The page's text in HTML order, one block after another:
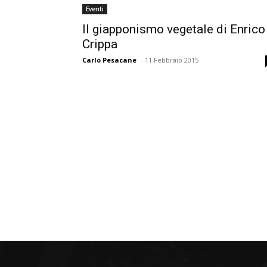
Eventi
Il giapponismo vegetale di Enrico
Crippa
Carlo Pesacane - 11 Febbraio 2015